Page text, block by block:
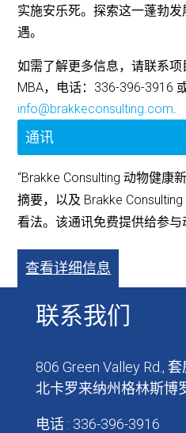
实施安乐死。探索这一蓬勃
遇。
如需了解更多信息，请联系项
MBA，电话：336-396-3916
info@brakkeconsulting.com.
通讯
“Brakke Consulting 动物健康
摘要，以及 Brakke
看法。该通讯免费提供给参与
查看详细信息
联系我们
806 Green Valley Rd.,
北卡罗来纳州格林斯博
电话 : 336-396-3916